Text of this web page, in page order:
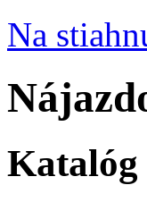
Na
Katalóg